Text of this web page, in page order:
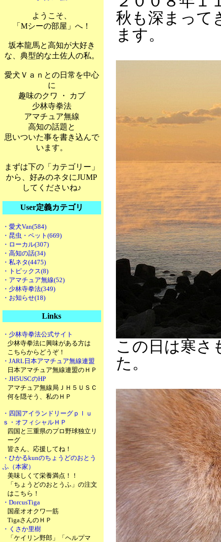
ようこそ、
「Mシーの部屋」へ！
坂本龍馬と高知が大好き
な、典型的な土佐人の私。
愛犬Ｖａｎとの日常を中心
に
趣味のクワ ・ カブ
少林寺拳法
アマチュア無線
高知の話題と
思いついた事を書き込んで
います。
まずは下の「カテゴリー」
から、好みのネタにJUMP
してくださいね♪
User定義カテゴリ
・愛犬Van(584)
・昆虫・ペット(669)
・ローカル(307)
・高知の話(34)
・私ネタ(4475)
・トピックス(8)
・アマチュア無線(52)
・少林寺拳法(349)
・お知らせ(18)
Links
・少林寺拳法公式サイト
少林寺拳法に興味がある方は
こちらからどうぞ！
・JARL日本アマチュア無線連盟
日本アマチュア無線連盟のＨＰ
・JH5USCのHP
アマチュア無線局ＪＨ５ＵＳＣ
何を隠そう、私のＨＰ
・四国アイランドリーグｐｌｕ
ｓ・オフィシャルＨＰ
四国と三重県のプロ野球独立リ
ーグ
皆さん、応援してね！
・ひかるkunのちょうどのおとう
ふ（本家）
美味しくて栄養満点！！
「ちょうどのおとうふ」の注文
はこちら！
・DorcusTiga
国産オオクワ一筋
TigaさんのＨＰ
・くさか里樹
「ケイリン野郎」「ヘルプマ
秋も深まって
ます。
この日は寒さ
た。